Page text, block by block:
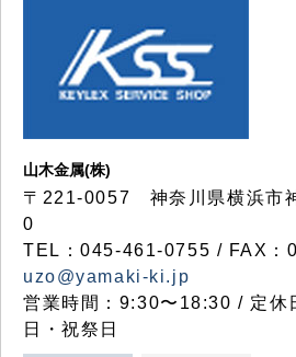
山木金属(株)
〒221-0057 神奈川県横浜市
0
TEL：045-461-0755 / FAX：
uzo@yamaki-ki.jp
営業時間：9:30〜18:30 / 定休
日・祝祭日